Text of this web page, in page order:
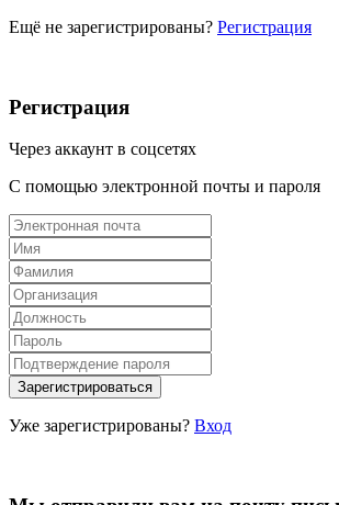
Ещё не зарегистрированы? Регистрация
Регистрация
Через аккаунт в соцсетях
С помощью электронной почты и пароля
Уже зарегистрированы? Вход